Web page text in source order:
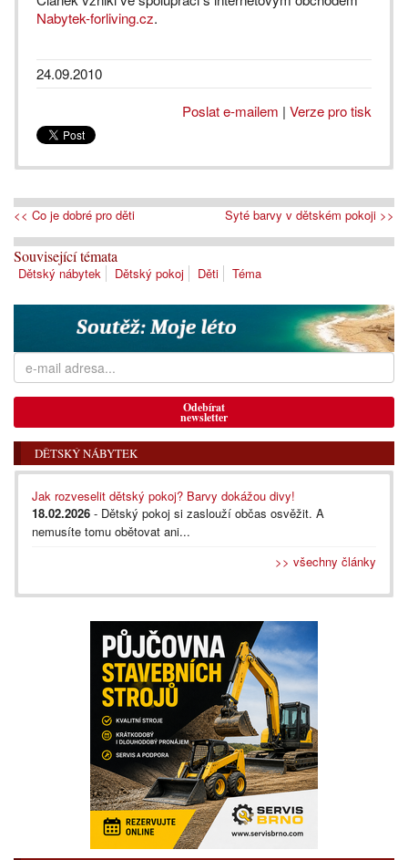
Nabytek-forliving.cz.
24.09.2010
Poslat e-mailem | Verze pro tisk
<< Co je dobré pro děti Syté barvy v dětském pokoji >>
Související témata
Dětský nábytek Dětský pokoj Děti Téma
Odebírat
newsletter
DĚTSKÝ NÁBYTEK
Jak rozveselit dětský pokoj? Barvy dokážou divy!
18.02.2026 - Dětský pokoj si zaslouží občas osvěžit. A
nemusíte tomu obětovat ani...
>> všechny články